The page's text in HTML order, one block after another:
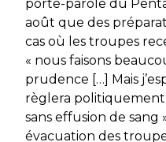
porte-parole du
août que des
cas où les troupes
« nous faisons
prudence […] Mais
règlera
sans effusion de sang
évacuation des